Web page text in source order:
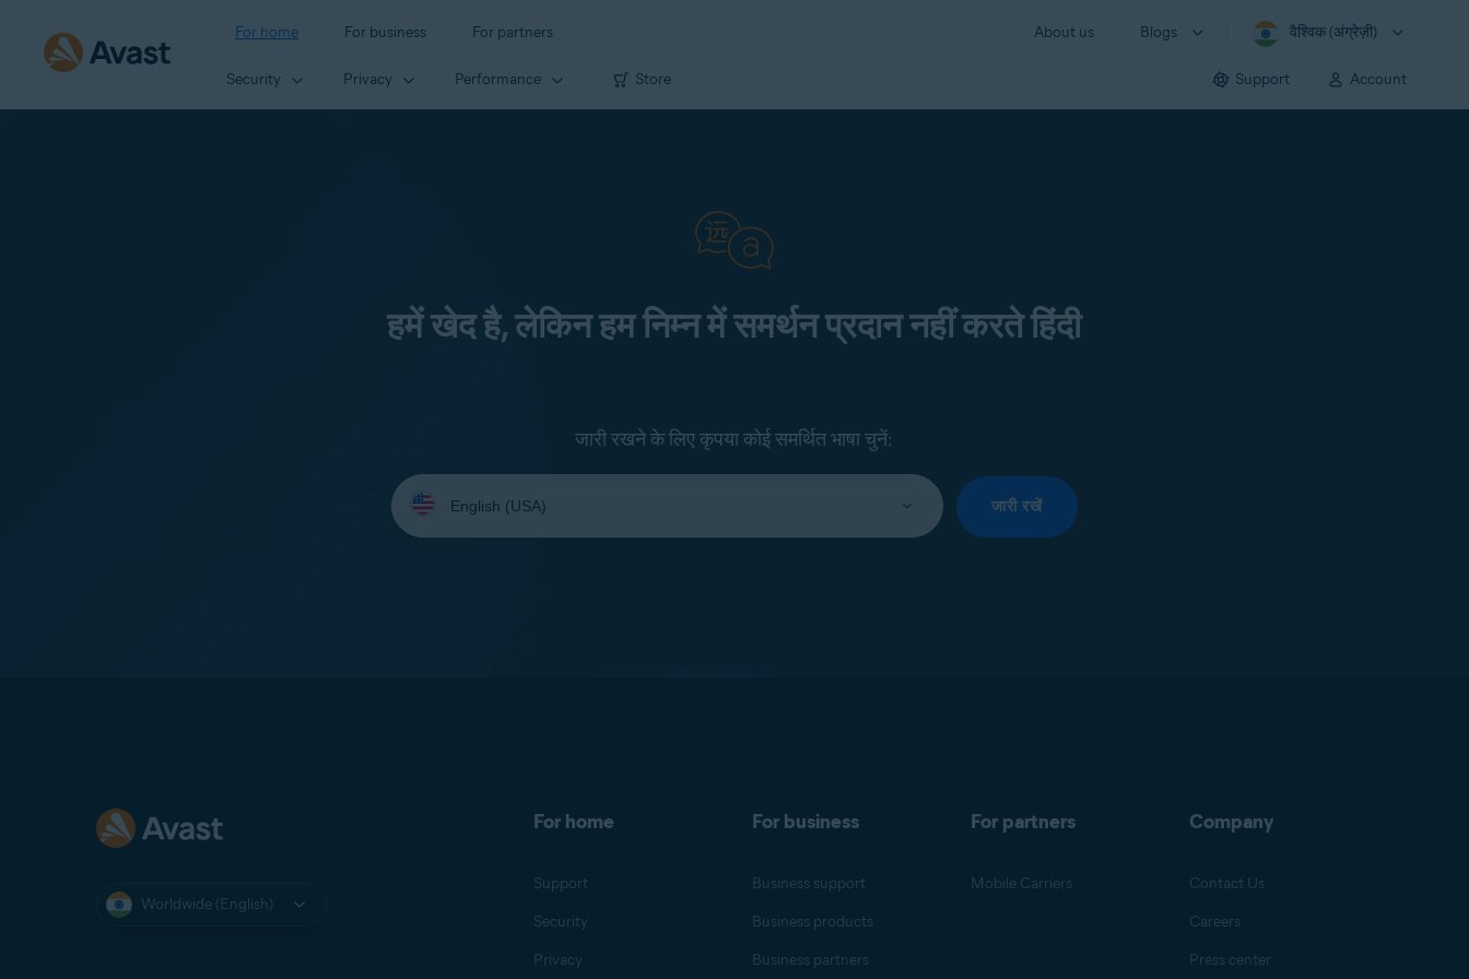
For home For business For partners About us Blogs वैश्विक (अंग्रेज़ी)
Security Privacy Performance Store Support Account
हमें खेद है, लेकिन हम निम्न में समर्थन प्रदान नहीं करते हिंदी
जारी रखने के लिए कृपया कोई समर्थित भाषा चुनें:
Select
your
language:
जारी रखें
Worldwide (English)
For home
Support
Security
Privacy
For business
Business support
Business products
Business partners
For partners
Mobile Carriers
Company
Contact Us
Careers
Press center